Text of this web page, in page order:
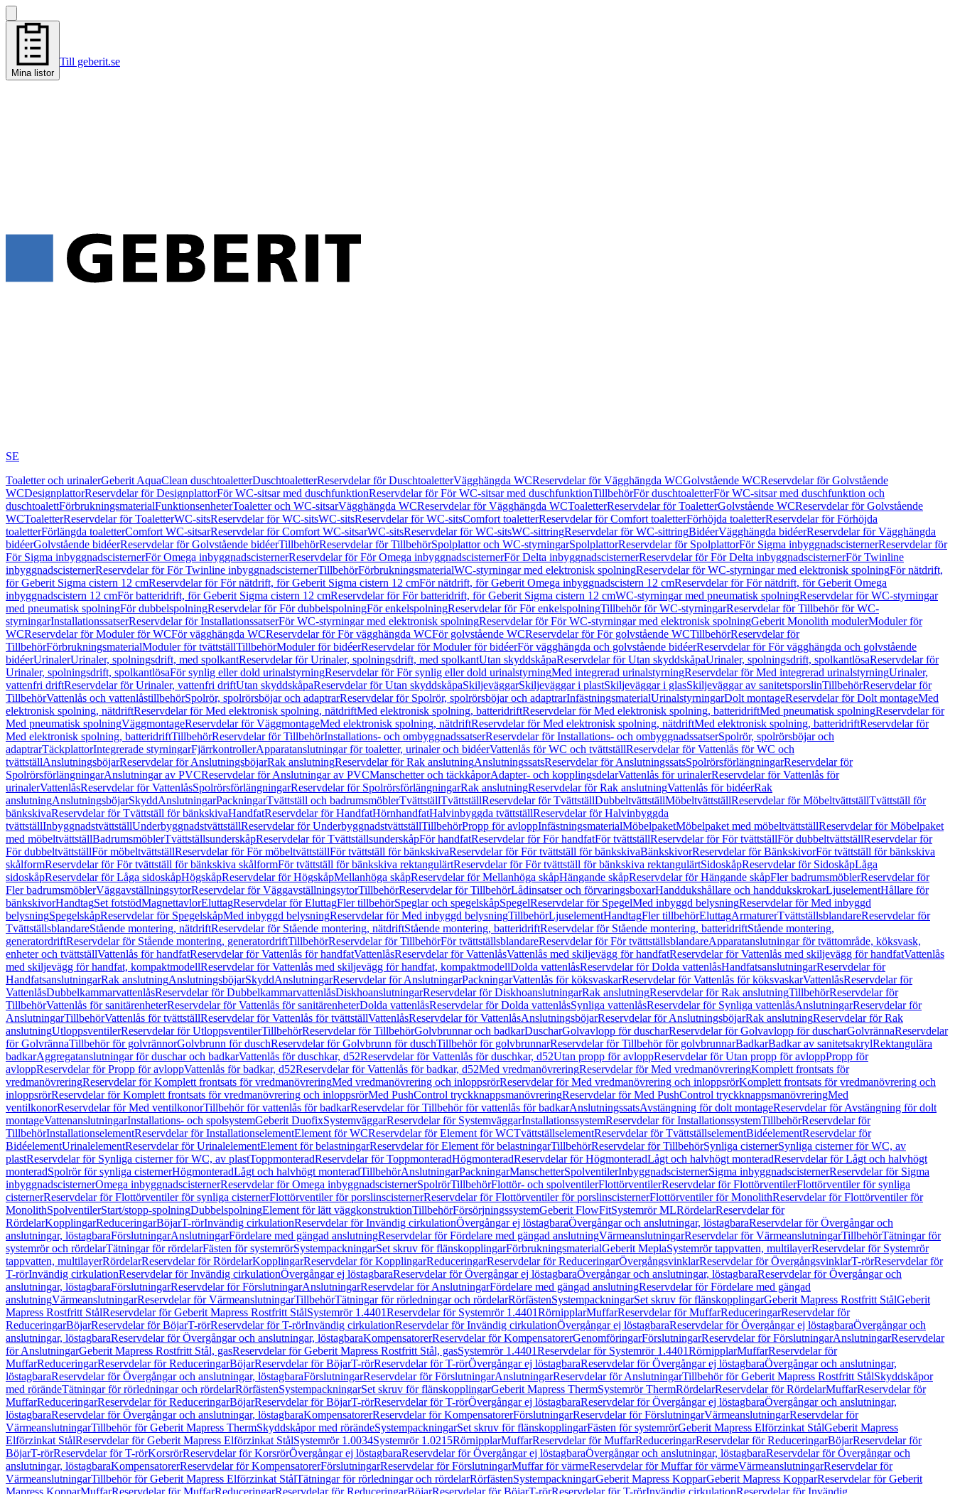
Mina listor
Till geberit.se
SE
Toaletter och urinalerGeberit AquaClean duschtoaletterDuschtoaletterReservdelar för DuschtoaletterVägghängda WCReservdelar för Vägghängda WCGolvstående WCReservdelar för Golvstående
WCDesignplattorReservdelar för DesignplattorFör WC-sitsar med duschfunktionReservdelar för För WC-sitsar med duschfunktionTillbehörFör duschtoaletterFör WC-sitsar med duschfunktion och
duschtoalettFörbrukningsmaterialFunktionsenheterToaletter och WC-sitsarVägghängda WCReservdelar för Vägghängda WCToaletterReservdelar för ToaletterGolvstående WCReservdelar för Golvstående
WCToaletterReservdelar för ToaletterWC-sitsReservdelar för WC-sitsWC-sitsReservdelar för WC-sitsComfort toaletterReservdelar för Comfort toaletterFörhöjda toaletterReservdelar för Förhöjda
toaletterFörlängda toaletterComfort WC-sitsarReservdelar för Comfort WC-sitsarWC-sitsReservdelar för WC-sitsWC-sittringReservdelar för WC-sittringBidéerVägghängda bidéerReservdelar för Vägghängda
bidéerGolvstående bidéerReservdelar för Golvstående bidéerTillbehörReservdelar för TillbehörSpolplattor och WC-styrningarSpolplattorReservdelar för SpolplattorFör Sigma inbyggnadscisternerReservdelar för
För Sigma inbyggnadscisternerFör Omega inbyggnadscisternerReservdelar för För Omega inbyggnadscisternerFör Delta inbyggnadscisternerReservdelar för För Delta inbyggnadscisternerFör Twinline
inbyggnadscisternerReservdelar för För Twinline inbyggnadscisternerTillbehörFörbrukningsmaterialWC-styrningar med elektronisk spolningReservdelar för WC-styrningar med elektronisk spolningFör nätdrift,
för Geberit Sigma cistern 12 cmReservdelar för För nätdrift, för Geberit Sigma cistern 12 cmFör nätdrift, för Geberit Omega inbyggnadscistern 12 cmReservdelar för För nätdrift, för Geberit Omega
inbyggnadscistern 12 cmFör batteridrift, för Geberit Sigma cistern 12 cmReservdelar för För batteridrift, för Geberit Sigma cistern 12 cmWC-styrningar med pneumatisk spolningReservdelar för WC-styrningar
med pneumatisk spolningFör dubbelspolningReservdelar för För dubbelspolningFör enkelspolningReservdelar för För enkelspolningTillbehör för WC-styrningarReservdelar för Tillbehör för WC-
styrningarInstallationssatserReservdelar för InstallationssatserFör WC-styrningar med elektronisk spolningReservdelar för För WC-styrningar med elektronisk spolningGeberit Monolith modulerModuler för
WCReservdelar för Moduler för WCFör vägghängda WCReservdelar för För vägghängda WCFör golvstående WCReservdelar för För golvstående WCTillbehörReservdelar för
TillbehörFörbrukningsmaterialModuler för tvättställTillbehörModuler för bidéerReservdelar för Moduler för bidéerFör vägghängda och golvstående bidéerReservdelar för För vägghängda och golvstående
bidéerUrinalerUrinaler, spolningsdrift, med spolkantReservdelar för Urinaler, spolningsdrift, med spolkantUtan skyddskåpaReservdelar för Utan skyddskåpaUrinaler, spolningsdrift, spolkantlösaReservdelar för
Urinaler, spolningsdrift, spolkantlösaFör synlig eller dold urinalstyrningReservdelar för För synlig eller dold urinalstyrningMed integrerad urinalstyrningReservdelar för Med integrerad urinalstyrningUrinaler,
vattenfri driftReservdelar för Urinaler, vattenfri driftUtan skyddskåpaReservdelar för Utan skyddskåpaSkiljeväggarSkiljeväggar i plastSkiljeväggar i glasSkiljeväggar av sanitetsporslinTillbehörReservdelar för
TillbehörVattenlås och vattenlåstillbehörSpolrör, spolrörsböjar och adaptrarReservdelar för Spolrör, spolrörsböjar och adaptrarInfästningsmaterialUrinalstyrningarDolt montageReservdelar för Dolt montageMed
elektronisk spolning, nätdriftReservdelar för Med elektronisk spolning, nätdriftMed elektronisk spolning, batteridriftReservdelar för Med elektronisk spolning, batteridriftMed pneumatisk spolningReservdelar för
Med pneumatisk spolningVäggmontageReservdelar för VäggmontageMed elektronisk spolning, nätdriftReservdelar för Med elektronisk spolning, nätdriftMed elektronisk spolning, batteridriftReservdelar för
Med elektronisk spolning, batteridriftTillbehörReservdelar för TillbehörInstallations- och ombyggnadssatserReservdelar för Installations- och ombyggnadssatserSpolrör, spolrörsböjar och
adaptrarTäckplattorIntegrerade styrningarFjärrkontrollerApparatanslutningar för toaletter, urinaler och bidéerVattenlås för WC och tvättställReservdelar för Vattenlås för WC och
tvättställAnslutningsböjarReservdelar för AnslutningsböjarRak anslutningReservdelar för Rak anslutningAnslutningssatsReservdelar för AnslutningssatsSpolrörsförlängningarReservdelar för
SpolrörsförlängningarAnslutningar av PVCReservdelar för Anslutningar av PVCManschetter och täckkåporAdapter- och kopplingsdelarVattenlås för urinalerReservdelar för Vattenlås för
urinalerVattenlåsReservdelar för VattenlåsSpolrörsförlängningarReservdelar för SpolrörsförlängningarRak anslutningReservdelar för Rak anslutningVattenlås för bidéerRak
anslutningAnslutningsböjarSkyddAnslutningarPackningarTvättställ och badrumsmöblerTvättställTvättställReservdelar för TvättställDubbeltvättställMöbeltvättställReservdelar för MöbeltvättställTvättställ för
bänkskivaReservdelar för Tvättställ för bänkskivaHandfatReservdelar för HandfatHörnhandfatHalvinbyggda tvättställReservdelar för Halvinbyggda
tvättställInbyggnadstvättställUnderbyggnadstvättställReservdelar för UnderbyggnadstvättställTillbehörPropp för avloppInfästningsmaterialMöbelpaketMöbelpaket med möbeltvättställReservdelar för Möbelpaket
med möbeltvättställBadrumsmöblerTvättställsunderskåpReservdelar för TvättställsunderskåpFör handfatReservdelar för För handfatFör tvättställReservdelar för För tvättställFör dubbeltvättställReservdelar för
För dubbeltvättställFör möbeltvättställReservdelar för För möbeltvättställFör tvättställ för bänkskivaReservdelar för För tvättställ för bänkskivaBänkskivorReservdelar för BänkskivorFör tvättställ för bänkskiva
skålformReservdelar för För tvättställ för bänkskiva skålformFör tvättställ för bänkskiva rektangulärtReservdelar för För tvättställ för bänkskiva rektangulärtSidoskåpReservdelar för SidoskåpLåga
sidoskåpReservdelar för Låga sidoskåpHögskåpReservdelar för HögskåpMellanhöga skåpReservdelar för Mellanhöga skåpHängande skåpReservdelar för Hängande skåpFler badrumsmöblerReservdelar för
Fler badrumsmöblerVäggavställningsytorReservdelar för VäggavställningsytorTillbehörReservdelar för TillbehörLådinsatser och förvaringsboxarHanddukshållare och handdukskrokarLjuselementHållare för
bänkskivorHandtagSet fotstödMagnettavlorEluttagReservdelar för EluttagFler tillbehörSpeglar och spegelskåpSpegelReservdelar för SpegelMed inbyggd belysningReservdelar för Med inbyggd
belysningSpegelskåpReservdelar för SpegelskåpMed inbyggd belysningReservdelar för Med inbyggd belysningTillbehörLjuselementHandtagFler tillbehörEluttagArmaturerTvättställsblandareReservdelar för
TvättställsblandareStående montering, nätdriftReservdelar för Stående montering, nätdriftStående montering, batteridriftReservdelar för Stående montering, batteridriftStående montering,
generatordriftReservdelar för Stående montering, generatordriftTillbehörReservdelar för TillbehörFör tvättställsblandareReservdelar för För tvättställsblandareApparatanslutningar för tvättområde, köksvask,
enheter och tvättställVattenlås för handfatReservdelar för Vattenlås för handfatVattenlåsReservdelar för VattenlåsVattenlås med skiljevägg för handfatReservdelar för Vattenlås med skiljevägg för handfatVattenlås
med skiljevägg för handfat, kompaktmodellReservdelar för Vattenlås med skiljevägg för handfat, kompaktmodellDolda vattenlåsReservdelar för Dolda vattenlåsHandfatsanslutningarReservdelar för
HandfatsanslutningarRak anslutningAnslutningsböjarSkyddAnslutningarReservdelar för AnslutningarPackningarVattenlås för köksvaskarReservdelar för Vattenlås för köksvaskarVattenlåsReservdelar för
VattenlåsDubbelkammarvattenlåsReservdelar för DubbelkammarvattenlåsDiskhoanslutningarReservdelar för DiskhoanslutningarRak anslutningReservdelar för Rak anslutningTillbehörReservdelar för
TillbehörVattenlås för sanitärenheterReservdelar för Vattenlås för sanitärenheterDolda vattenlåsReservdelar för Dolda vattenlåsSynliga vattenlåsReservdelar för Synliga vattenlåsAnslutningarReservdelar för
AnslutningarTillbehörVattenlås för tvättställReservdelar för Vattenlås för tvättställVattenlåsReservdelar för VattenlåsAnslutningsböjarReservdelar för AnslutningsböjarRak anslutningReservdelar för Rak
anslutningUtloppsventilerReservdelar för UtloppsventilerTillbehörReservdelar för TillbehörGolvbrunnar och badkarDuscharGolvavlopp för duscharReservdelar för Golvavlopp för duscharGolvrännaReservdelar
för GolvrännaTillbehör för golvrännorGolvbrunn för duschReservdelar för Golvbrunn för duschTillbehör för golvbrunnarReservdelar för Tillbehör för golvbrunnarBadkarBadkar av sanitetsakrylRektangulära
badkarAggregatanslutningar för duschar och badkarVattenlås för duschkar, d52Reservdelar för Vattenlås för duschkar, d52Utan propp för avloppReservdelar för Utan propp för avloppPropp för
avloppReservdelar för Propp för avloppVattenlås för badkar, d52Reservdelar för Vattenlås för badkar, d52Med vredmanövreringReservdelar för Med vredmanövreringKomplett frontsats för
vredmanövreringReservdelar för Komplett frontsats för vredmanövreringMed vredmanövrering och inloppsrörReservdelar för Med vredmanövrering och inloppsrörKomplett frontsats för vredmanövrering och
inloppsrörReservdelar för Komplett frontsats för vredmanövrering och inloppsrörMed PushControl tryckknappsmanövreringReservdelar för Med PushControl tryckknappsmanövreringMed
ventilkonorReservdelar för Med ventilkonorTillbehör för vattenlås för badkarReservdelar för Tillbehör för vattenlås för badkarAnslutningssatsAvstängning för dolt montageReservdelar för Avstängning för dolt
montageVattenanslutningarInstallations- och spolsystemGeberit DuofixSystemväggarReservdelar för SystemväggarInstallationssystemReservdelar för InstallationssystemTillbehörReservdelar för
TillbehörInstallationselementReservdelar för InstallationselementElement för WCReservdelar för Element för WCTvättställselementReservdelar för TvättställselementBidéelementReservdelar för
BidéelementUrinalelementReservdelar för UrinalelementElement för belastningarReservdelar för Element för belastningarTillbehörReservdelar för TillbehörSynliga cisternerSynliga cisterner för WC, av
plastReservdelar för Synliga cisterner för WC, av plastToppmonteradReservdelar för ToppmonteradHögmonteradReservdelar för HögmonteradLågt och halvhögt monteradReservdelar för Lågt och halvhögt
monteradSpolrör för synliga cisternerHögmonteradLågt och halvhögt monteradTillbehörAnslutningarPackningarManschetterSpolventilerInbyggnadscisternerSigma inbyggnadscisternerReservdelar för Sigma
inbyggnadscisternerOmega inbyggnadscisternerReservdelar för Omega inbyggnadscisternerSpolrörTillbehörFlottör- och spolventilerFlottörventilerReservdelar för FlottörventilerFlottörventiler för synliga
cisternerReservdelar för Flottörventiler för synliga cisternerFlottörventiler för porslinscisternerReservdelar för Flottörventiler för porslinscisternerFlottörventiler för MonolithReservdelar för Flottörventiler för
MonolithSpolventilerStart/stopp-spolningDubbelspolningElement för lätt väggkonstruktionTillbehörFörsörjningssystemGeberit FlowFitSystemrör MLRördelarReservdelar för
RördelarKopplingarReduceringarBöjarT-rörInvändig cirkulationReservdelar för Invändig cirkulationÖvergångar ej löstagbaraÖvergångar och anslutningar, löstagbaraReservdelar för Övergångar och
anslutningar, löstagbaraFörslutningarAnslutningarFördelare med gängad anslutningReservdelar för Fördelare med gängad anslutningVärmeanslutningarReservdelar för VärmeanslutningarTillbehörTätningar för
systemrör och rördelarTätningar för rördelarFästen för systemrörSystempackningarSet skruv för flänskopplingarFörbrukningsmaterialGeberit MeplaSystemrör tappvatten, multilayerReservdelar för Systemrör
tappvatten, multilayerRördelarReservdelar för RördelarKopplingarReservdelar för KopplingarReduceringarReservdelar för ReduceringarÖvergångsvinklarReservdelar för ÖvergångsvinklarT-rörReservdelar för
T-rörInvändig cirkulationReservdelar för Invändig cirkulationÖvergångar ej löstagbaraReservdelar för Övergångar ej löstagbaraÖvergångar och anslutningar, löstagbaraReservdelar för Övergångar och
anslutningar, löstagbaraFörslutningarReservdelar för FörslutningarAnslutningarReservdelar för AnslutningarFördelare med gängad anslutningReservdelar för Fördelare med gängad
anslutningVärmeanslutningarReservdelar för VärmeanslutningarTillbehörTätningar för rörledningar och rördelarRörfästenSystempackningarSet skruv för flänskopplingarGeberit Mapress Rostfritt StålGeberit
Mapress Rostfritt StålReservdelar för Geberit Mapress Rostfritt StålSystemrör 1.4401Reservdelar för Systemrör 1.4401RörnipplarMuffarReservdelar för MuffarReduceringarReservdelar för
ReduceringarBöjarReservdelar för BöjarT-rörReservdelar för T-rörInvändig cirkulationReservdelar för Invändig cirkulationÖvergångar ej löstagbaraReservdelar för Övergångar ej löstagbaraÖvergångar och
anslutningar, löstagbaraReservdelar för Övergångar och anslutningar, löstagbaraKompensatorerReservdelar för KompensatorerGenomföringarFörslutningarReservdelar för FörslutningarAnslutningarReservdelar
för AnslutningarGeberit Mapress Rostfritt Stål, gasReservdelar för Geberit Mapress Rostfritt Stål, gasSystemrör 1.4401Reservdelar för Systemrör 1.4401RörnipplarMuffarReservdelar för
MuffarReduceringarReservdelar för ReduceringarBöjarReservdelar för BöjarT-rörReservdelar för T-rörÖvergångar ej löstagbaraReservdelar för Övergångar ej löstagbaraÖvergångar och anslutningar,
löstagbaraReservdelar för Övergångar och anslutningar, löstagbaraFörslutningarReservdelar för FörslutningarAnslutningarReservdelar för AnslutningarTillbehör för Geberit Mapress Rostfritt StålSkyddskåpor
med rörändeTätningar för rörledningar och rördelarRörfästenSystempackningarSet skruv för flänskopplingarGeberit Mapress ThermSystemrör ThermRördelarReservdelar för RördelarMuffarReservdelar för
MuffarReduceringarReservdelar för ReduceringarBöjarReservdelar för BöjarT-rörReservdelar för T-rörÖvergångar ej löstagbaraReservdelar för Övergångar ej löstagbaraÖvergångar och anslutningar,
löstagbaraReservdelar för Övergångar och anslutningar, löstagbaraKompensatorerReservdelar för KompensatorerFörslutningarReservdelar för FörslutningarVärmeanslutningarReservdelar för
VärmeanslutningarTillbehör för Geberit Mapress ThermSkyddskåpor med rörändeSystempackningarSet skruv för flänskopplingarFästen för systemrörGeberit Mapress Elförzinkat StålGeberit Mapress
Elförzinkat StålReservdelar för Geberit Mapress Elförzinkat StålSystemrör 1.0034Systemrör 1.0215RörnipplarMuffarReservdelar för MuffarReduceringarReservdelar för ReduceringarBöjarReservdelar för
BöjarT-rörReservdelar för T-rörKorsrörReservdelar för KorsrörÖvergångar ej löstagbaraReservdelar för Övergångar ej löstagbaraÖvergångar och anslutningar, löstagbaraReservdelar för Övergångar och
anslutningar, löstagbaraKompensatorerReservdelar för KompensatorerFörslutningarReservdelar för FörslutningarMuffar för värmeReservdelar för Muffar för värmeVärmeanslutningarReservdelar för
VärmeanslutningarTillbehör för Geberit Mapress Elförzinkat StålTätningar för rörledningar och rördelarRörfästenSystempackningarGeberit Mapress KopparGeberit Mapress KopparReservdelar för Geberit
Mapress KopparMuffarReservdelar för MuffarReduceringarReservdelar för ReduceringarBöjarReservdelar för BöjarT-rörReservdelar för T-rörInvändig cirkulationReservdelar för Invändig